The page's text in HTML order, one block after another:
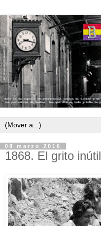
08 marzo 2016
1868. El grito inútil